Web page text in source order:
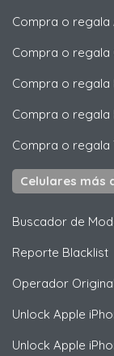
Compra o regala
Compra o regala
Compra o regala
Compra o regala
Compra o regala
Celulares más
Buscador de
Reporte Blacklist
Operador Original
Unlock Apple
Unlock Apple